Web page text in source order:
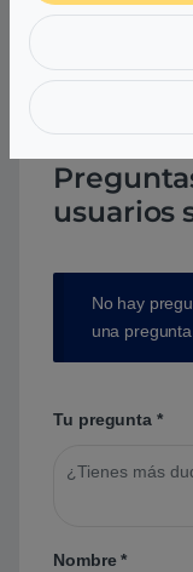
Aún no hay
usuarios
No hay
una
Tu pregunta *
Nombre*